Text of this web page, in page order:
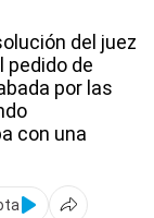
del juez
pedido de
por las
con una